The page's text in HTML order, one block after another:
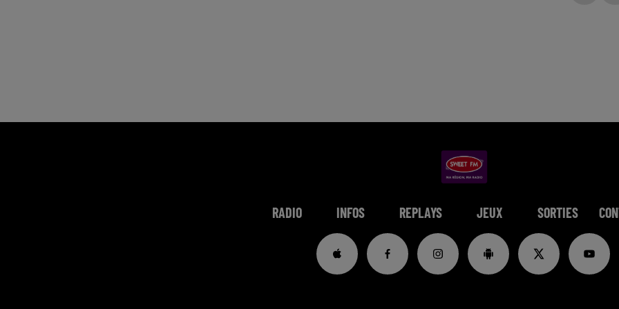
RADIO INFOS REPLAYS JEUX SORTIES